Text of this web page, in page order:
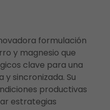
formulación
y magnesio que
clave para una
sincronizada. Su
productivas
estrategias